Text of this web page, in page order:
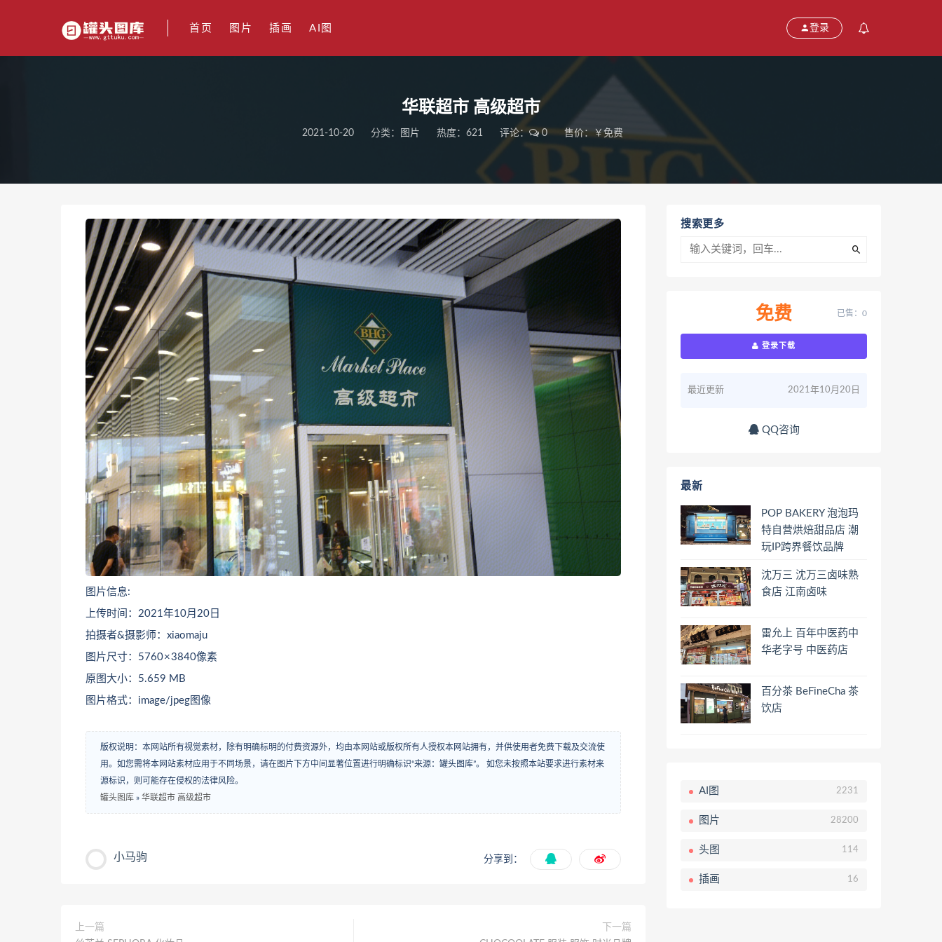
首页 图片 插画 AI图 登录
华联超市 高级超市
2021-10-20 分类： 图片 热度：621 评论： 0 售价：￥免费
图片信息:
上传时间：2021年10月20日
拍摄者&摄影师：xiaomaju
图片尺寸：5760 × 3840像素
原图大小：5.659 MB
图片格式：image/jpeg图像
版权说明：本网站所有视觉素材，除有明确标明的付费资源外，均由本网站或版权所有人授权本网站拥有，并供使用者免费下载及交流使
用。如您需将本网站素材应用于不同场景，请在图片下方中间显著位置进行明确标识“来源：罐头图库”。 如您未按照本站要求进行素材来
源标识，则可能存在侵权的法律风险。
罐头图库 » 华联超市 高级超市
小马驹 分享到：
上一篇
下一篇
搜索更多
免费 已售：0
登录下载
最近更新 2021年10月20日
QQ咨询
最新
POP BAKERY 泡泡玛
特自营烘焙甜品店 潮
玩IP跨界餐饮品牌
沈万三 沈万三卤味熟
食店 江南卤味
雷允上 百年中医药中
华老字号 中医药店
百分茶 BeFineCha 茶
饮店
AI图 2231
图片 28200
头图 114
插画 16